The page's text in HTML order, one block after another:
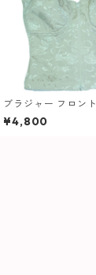
ブラジャー フロン
ロングブラ 346 レ
¥4,800